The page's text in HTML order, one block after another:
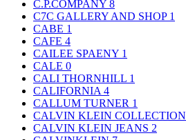
C.P.COMPANY 8
C7C GALLERY AND SHOP 1
CABE 1
CAFE 4
CAILEE SPAENY 1
CALE 0
CALI THORNHILL 1
CALIFORNIA4
CALLUM TURNER 1
CALVIN KLEIN COLLECTION
CALVIN KLEIN JEANS 2